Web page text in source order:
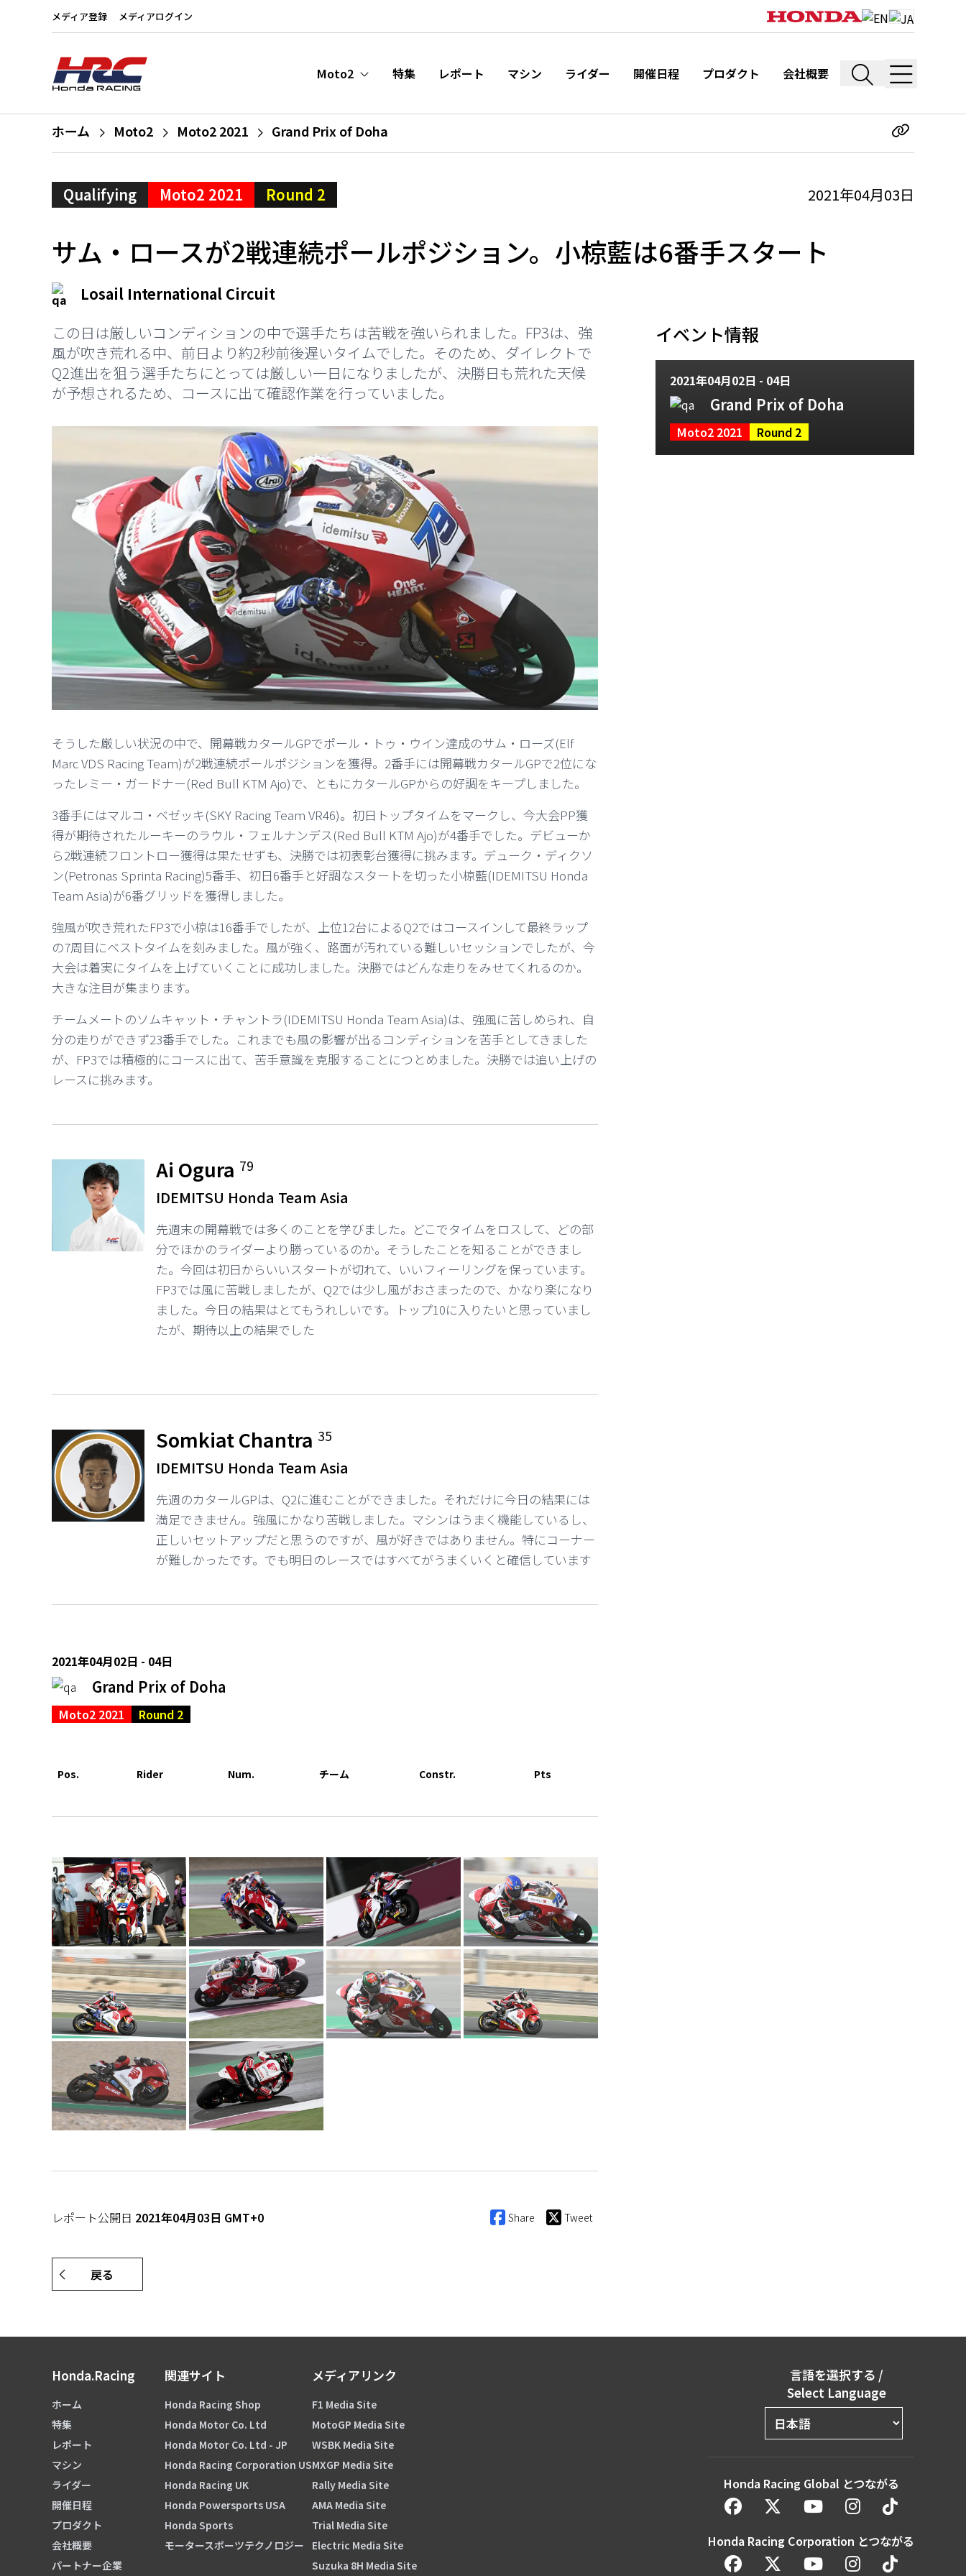
メディア登録 メディアログイン
Moto2 特集 レポート マシン ライダー 開催日程 プロダクト 会社概要
ホーム Moto2 Moto2 2021 Grand Prix of Doha
Qualifying Moto2 2021 Round 2 2021年04月03日
サム・ロースが2戦連続ポールポジション。小椋藍は6番手スタート
Losail International Circuit
この日は厳しいコンディションの中で選手たちは苦戦を強いられました。FP3は、強
風が吹き荒れる中、前日より約2秒前後遅いタイムでした。そのため、ダイレクトで
Q2進出を狙う選手たちにとっては厳しい一日になりましたが、決勝日も荒れた天候
が予想されるため、コースに出て確認作業を行っていました。
そうした厳しい状況の中で、開幕戦カタールGPでポール・トゥ・ウイン達成のサム・ローズ(Elf
Marc VDS Racing Team)が2戦連続ポールポジションを獲得。2番手には開幕戦カタールGPで2位にな
ったレミー・ガードナー(Red Bull KTM Ajo)で、ともにカタールGPからの好調をキープしました。
3番手にはマルコ・ベゼッキ(SKY Racing Team VR46)。初日トップタイムをマークし、今大会PP獲
得が期待されたルーキーのラウル・フェルナンデス(Red Bull KTM Ajo)が4番手でした。デビューか
ら2戦連続フロントロー獲得は果たせずも、決勝では初表彰台獲得に挑みます。デューク・ディクソ
ン(Petronas Sprinta Racing)5番手、初日6番手と好調なスタートを切った小椋藍(IDEMITSU Honda
Team Asia)が6番グリッドを獲得しました。
強風が吹き荒れたFP3で小椋は16番手でしたが、上位12台によるQ2ではコースインして最終ラップ
の7周目にベストタイムを刻みました。風が強く、路面が汚れている難しいセッションでしたが、今
大会は着実にタイムを上げていくことに成功しました。決勝ではどんな走りをみせてくれるのか。
大きな注目が集まります。
チームメートのソムキャット・チャントラ(IDEMITSU Honda Team Asia)は、強風に苦しめられ、自
分の走りができず23番手でした。これまでも風の影響が出るコンディションを苦手としてきました
が、FP3では積極的にコースに出て、苦手意識を克服することにつとめました。決勝では追い上げの
レースに挑みます。
Ai Ogura 79
IDEMITSU Honda Team Asia
先週末の開幕戦では多くのことを学びました。どこでタイムをロスして、どの部
分でほかのライダーより勝っているのか。そうしたことを知ることができまし
た。今回は初日からいいスタートが切れて、いいフィーリングを保っています。
FP3では風に苦戦しましたが、Q2では少し風がおさまったので、かなり楽になり
ました。今日の結果はとてもうれしいです。トップ10に入りたいと思っていまし
たが、期待以上の結果でした
Somkiat Chantra 35
IDEMITSU Honda Team Asia
先週のカタールGPは、Q2に進むことができました。それだけに今日の結果には
満足できません。強風にかなり苦戦しました。マシンはうまく機能しているし、
正しいセットアップだと思うのですが、風が好きではありません。特にコーナー
が難しかったです。でも明日のレースではすべてがうまくいくと確信しています
2021年04月02日 - 04日
Grand Prix of Doha
Moto2 2021 Round 2
Pos. Rider Num. チーム Constr. Pts
レポート公開日 2021年04月03日 GMT+0 Share Tweet
戻る
イベント情報
2021年04月02日 - 04日
Grand Prix of Doha
Moto2 2021 Round 2
Honda.Racing
ホーム
特集
レポート
マシン
ライダー
開催日程
プロダクト
会社概要
パートナー企業
関連サイト
Honda Racing Shop
Honda Motor Co. Ltd
Honda Motor Co. Ltd - JP
Honda Racing Corporation US
Honda Racing UK
Honda Powersports USA
Honda Sports
モータースポーツテクノロジー
メディアリンク
F1 Media Site
MotoGP Media Site
WSBK Media Site
MXGP Media Site
Rally Media Site
AMA Media Site
Trial Media Site
Electric Media Site
Suzuka 8H Media Site
言語を選択する /
Select Language
Honda Racing Global とつながる
Honda Racing Corporation とつながる